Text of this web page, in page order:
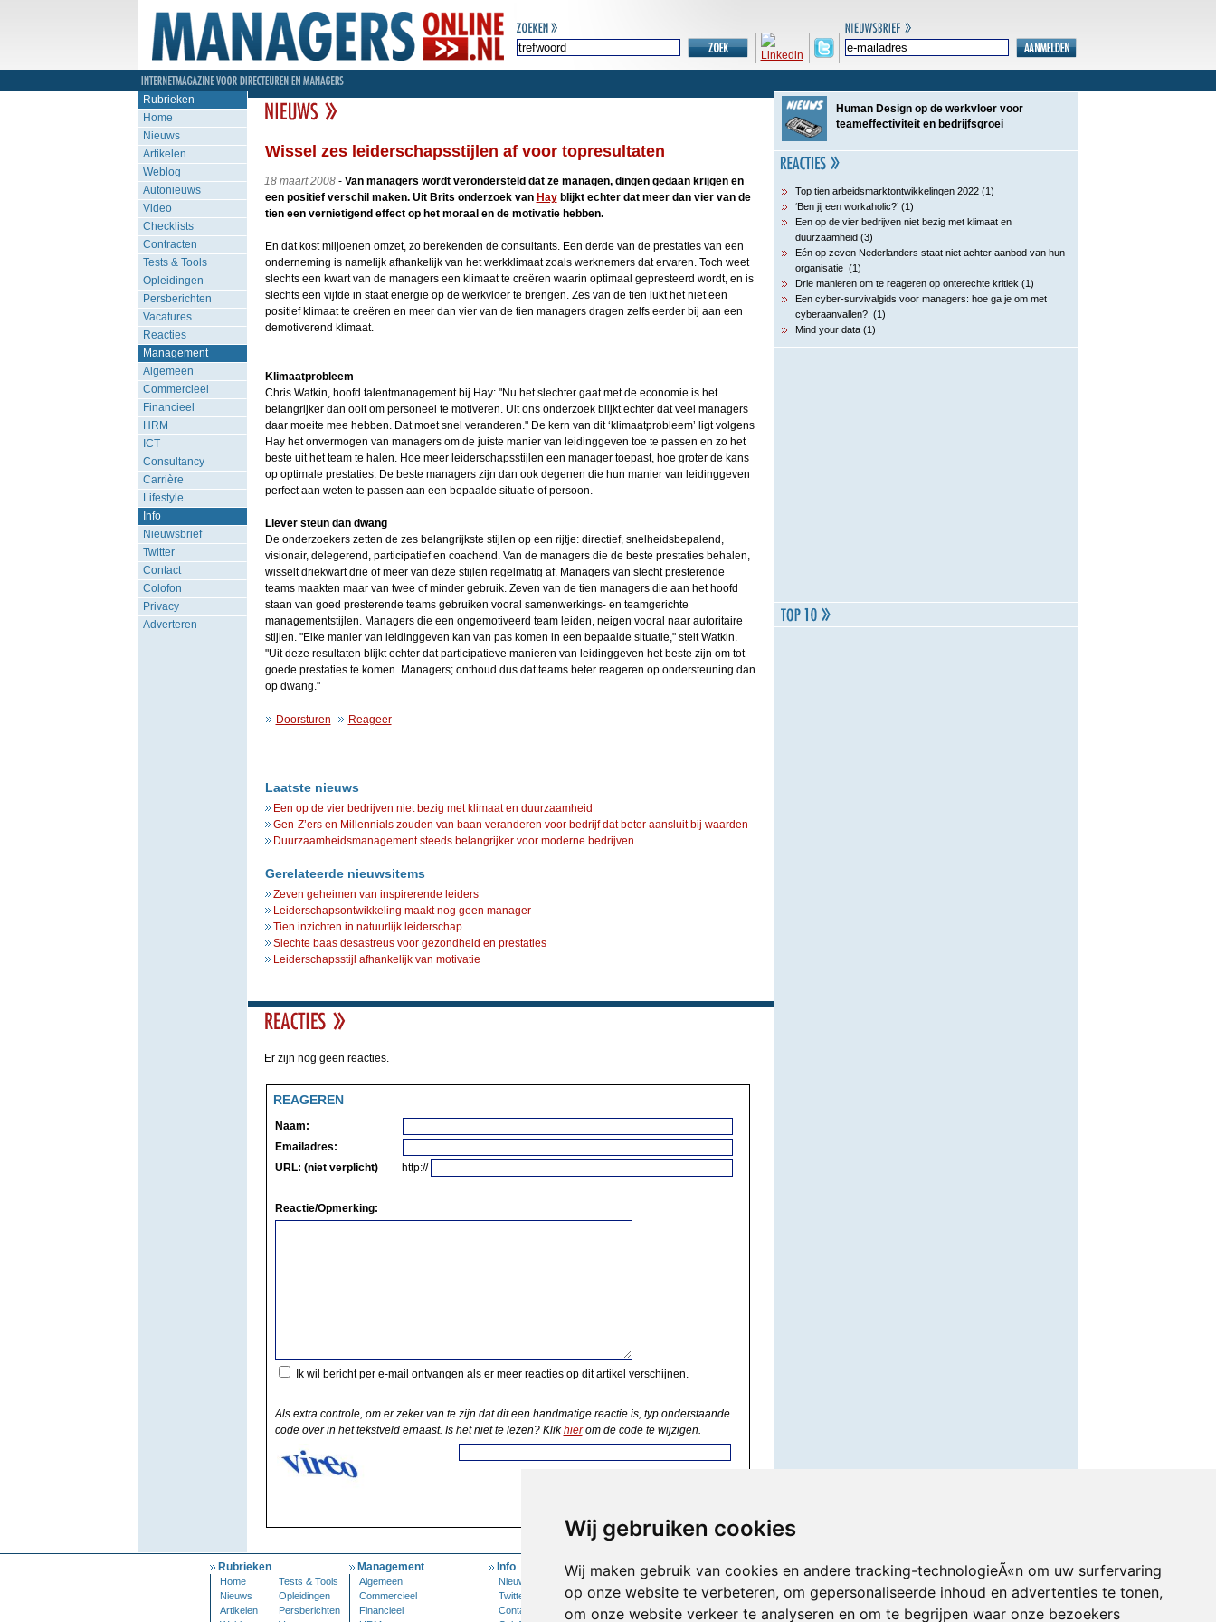
Wij gebruiken cookies
Wij maken gebruik van cookies en andere tracking-technologieÃ«n om uw surfervaring
op onze website te verbeteren, om gepersonaliseerde inhoud en advertenties te tonen,
om onze website verkeer te analyseren en om te begrijpen waar onze bezoekers
Rubrieken
Home
Nieuws
Artikelen
Weblog
Autonieuws
Video
Checklists
Contracten
Tests & Tools
Opleidingen
Persberichten
Vacatures
Reacties
Management
Algemeen
Commercieel
Financieel
HRM
ICT
Consultancy
Carrière
Lifestyle
Info
Nieuwsbrief
Twitter
Contact
Colofon
Privacy
Adverteren
Wissel zes leiderschapsstijlen af voor topresultaten
18 maart 2008- Van managers wordt verondersteld dat ze managen, dingen gedaan krijgen en
een positief verschil maken. Uit Brits onderzoek van Hayblijkt echter dat meer dan vier van de
tien een vernietigend effect op het moraal en de motivatie hebben.
En dat kost miljoenen omzet, zo berekenden de consultants. Een derde van de prestaties van een
onderneming is namelijk afhankelijk van het werkklimaat zoals werknemers dat ervaren. Toch weet
slechts een kwart van de managers een klimaat te creëren waarin optimaal gepresteerd wordt, en is
slechts een vijfde in staat energie op de werkvloer te brengen. Zes van de tien lukt het niet een
positief klimaat te creëren en meer dan vier van de tien managers dragen zelfs eerder bij aan een
demotiverend klimaat.
Klimaatprobleem
Chris Watkin, hoofd talentmanagement bij Hay: "Nu het slechter gaat met de economie is het
belangrijker dan ooit om personeel te motiveren. Uit ons onderzoek blijkt echter dat veel managers
daar moeite mee hebben. Dat moet snel veranderen." De kern van dit ‘klimaatprobleem’ ligt volgens
Hay het onvermogen van managers om de juiste manier van leidinggeven toe te passen en zo het
beste uit het team te halen. Hoe meer leiderschapsstijlen een manager toepast, hoe groter de kans
op optimale prestaties. De beste managers zijn dan ook degenen die hun manier van leidinggeven
perfect aan weten te passen aan een bepaalde situatie of persoon.
Liever steun dan dwang
De onderzoekers zetten de zes belangrijkste stijlen op een rijtje: directief, snelheidsbepalend,
visionair, delegerend, participatief en coachend. Van de managers die de beste prestaties behalen,
wisselt driekwart drie of meer van deze stijlen regelmatig af. Managers van slecht presterende
teams maakten maar van twee of minder gebruik. Zeven van de tien managers die aan het hoofd
staan van goed presterende teams gebruiken vooral samenwerkings- en teamgerichte
managementstijlen. Managers die een ongemotiveerd team leiden, neigen vooral naar autoritaire
stijlen. "Elke manier van leidinggeven kan van pas komen in een bepaalde situatie," stelt Watkin.
"Uit deze resultaten blijkt echter dat participatieve manieren van leidinggeven het beste zijn om tot
goede prestaties te komen. Managers; onthoud dus dat teams beter reageren op ondersteuning dan
op dwang."
Doorsturen Reageer
Laatste nieuws
Een op de vier bedrijven niet bezig met klimaat en duurzaamheid
Gen-Z’ers en Millennials zouden van baan veranderen voor bedrijf dat beter aansluit bij waarden
Duurzaamheidsmanagement steeds belangrijker voor moderne bedrijven
Gerelateerde nieuwsitems
Zeven geheimen van inspirerende leiders
Leiderschapsontwikkeling maakt nog geen manager
Tien inzichten in natuurlijk leiderschap
Slechte baas desastreus voor gezondheid en prestaties
Leiderschapsstijl afhankelijk van motivatie
Er zijn nog geen reacties.
REAGEREN
Naam:
Emailadres:
URL: (niet verplicht)
http://
Reactie/Opmerking:
Ik wil bericht per e-mail ontvangen als er meer reacties op dit artikel verschijnen.
Als extra controle, om er zeker van te zijn dat dit een handmatige reactie is, typ onderstaande
code over in het tekstveld ernaast. Is het niet te lezen? Klikhierom de code te wijzigen.
Human Design op de werkvloer voor
teameffectiviteit en bedrijfsgroei
Top tien arbeidsmarktontwikkelingen 2022 (1)
‘Ben jij een workaholic?’ (1)
Een op de vier bedrijven niet bezig met klimaat en
duurzaamheid (3)
Eén op zeven Nederlanders staat niet achter aanbod van hun
organisatie (1)
Drie manieren om te reageren op onterechte kritiek (1)
Een cyber-survivalgids voor managers: hoe ga je om met
cyberaanvallen? (1)
Mind your data (1)
Rubrieken
Home
Tests & Tools
Nieuws
Opleidingen
Artikelen
Persberichten
Management
Algemeen
Commercieel
Financieel
Info
Nieuwsbrief
Twitter
Contact
Mijn Account
Inloggen